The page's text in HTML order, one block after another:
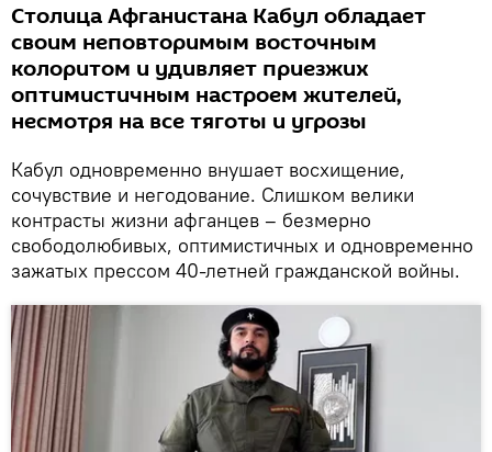
Столица Афганистана Кабул обладает
своим неповторимым восточным
колоритом и удивляет приезжих
оптимистичным настроем жителей,
несмотря на все тяготы и угрозы
Кабул одновременно внушает восхищение,
сочувствие и негодование. Слишком велики
контрасты жизни афганцев – безмерно
свободолюбивых, оптимистичных и одновременно
зажатых прессом 40-летней гражданской войны.